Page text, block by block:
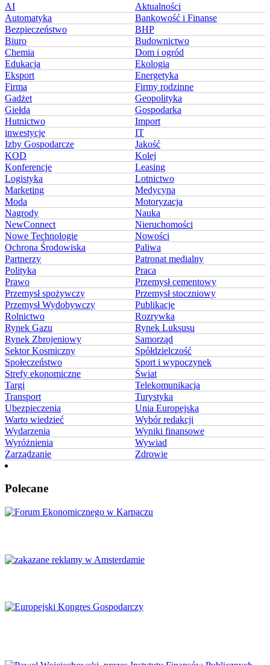
AI
Aktualności
Automatyka
Bankowość i Finanse
Bezpieczeństwo
BHP
Biuro
Budownictwo
Chemia
Dom i ogród
Edukacja
Ekologia
Eksport
Energetyka
Firma
Firmy rodzinne
Gadżet
Geopolityka
Giełda
Gospodarka
Hutnictwo
Import
inwestycje
IT
Izby Gospodarcze
Jakość
KOD
Kolej
Konferencje
Leasing
Logistyka
Lotnictwo
Marketing
Medycyna
Moda
Motoryzacja
Nagrody
Nauka
NewConnect
Nieruchomości
Nowe Technologie
Nowości
Ochrona Środowiska
Paliwa
Partnerzy
Patronat medialny
Polityka
Praca
Prawo
Przemysł cementowy
Przemysł spożywczy
Przemysł stoczniowy
Przemysł Wydobywczy
Publikacje
Rolnictwo
Rozrywka
Rynek Gazu
Rynek Luksusu
Rynek Zbrojeniowy
Samorząd
Sektor Kosmiczny
Spółdzielczość
Społeczeństwo
Sport i wypoczynek
Strefy ekonomiczne
Świat
Targi
Telekomunikacja
Transport
Turystyka
Ubezpieczenia
Unia Europejska
Warto wiedzieć
Wybór redakcji
Wydarzenia
Wyniki finansowe
Wyróżnienia
Wywiad
Zarządzanie
Zdrowie
Polecane